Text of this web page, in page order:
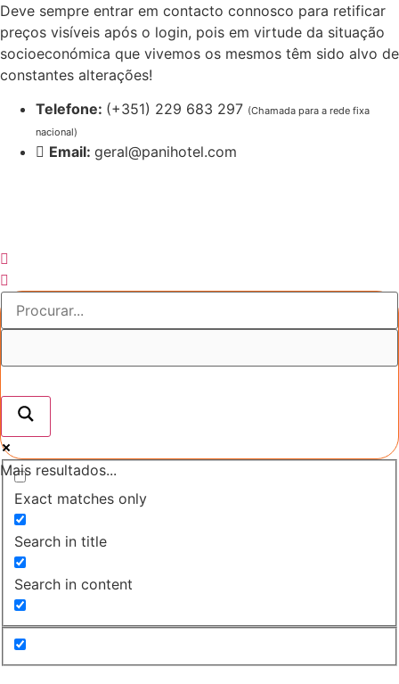
Pular
para
o
conteúdo
Deve sempre entrar em contacto connosco para retificar
preços visíveis após o login, pois em virtude da situação
socioeconómica que vivemos os mesmos têm sido alvo de
constantes alterações!
Telefone: (+351) 229 683 297 (Chamada para a rede fixa
nacional)
Email: geral@panihotel.com
Mais resultados...
Exact matches only
Search in title
Search in content